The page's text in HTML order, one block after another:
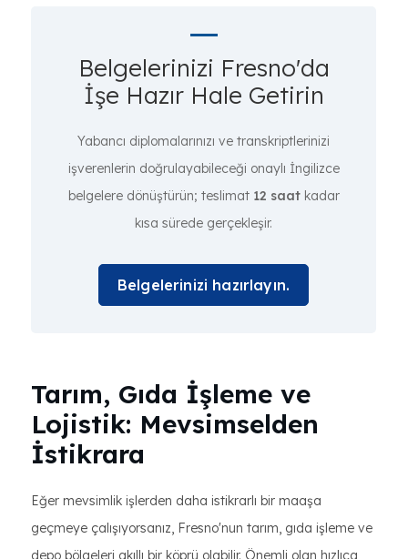
Belgelerinizi Fresno'da
İşe Hazır Hale Getirin
Yabancı diplomalarınızı ve transkriptlerinizi
işverenlerin doğrulayabileceği onaylı İngilizce
belgelere dönüştürün; teslimat 12 saatkadar
kısa sürede gerçekleşir.
Belgelerinizi hazırlayın.
Tarım, Gıda İşleme ve
Lojistik: Mevsimselden
İstikrara
Eğer mevsimlik işlerden daha istikrarlı bir maaşa
geçmeye çalışıyorsanız, Fresno'nun tarım, gıda işleme ve
depo bölgeleri akıllı bir köprü olabilir. Önemli olan hızlıca